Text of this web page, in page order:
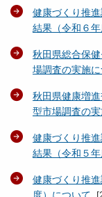
健康づくり推
結果（令和６
秋田県総合保
場調査の実施に
秋田県健康増
型市場調査の実
健康づくり推
結果（令和５
健康づくり推